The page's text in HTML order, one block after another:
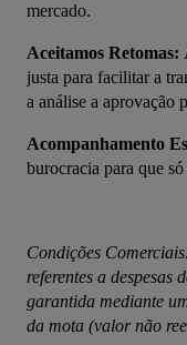
mercado.
Aceitamos Retomas:
justa para facilitar a
a análise a aprovação
Acompanhamento
burocracia para que
Condições
referentes a despesas
garantida mediante
da mota (valor não